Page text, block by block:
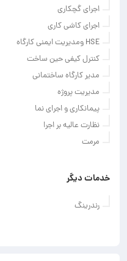
اجرای گچکاری
اجرای کاشی کاری
HSE ومدیریت ایمنی کارگاه
کنترل کیفی حین ساخت
مدیر کارگاه ساختمانی
مدیریت پروژه
پیمانکاری و اجرای نما
نظارت عالیه بر اجرا
مرمت
خدمات دیگر
رندرینگ